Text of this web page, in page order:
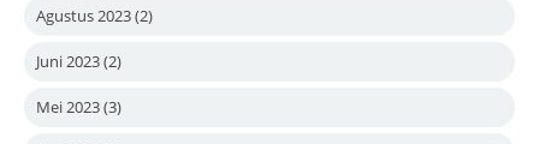
Agustus 2023(2)
Juni 2023(2)
Mei 2023(3)